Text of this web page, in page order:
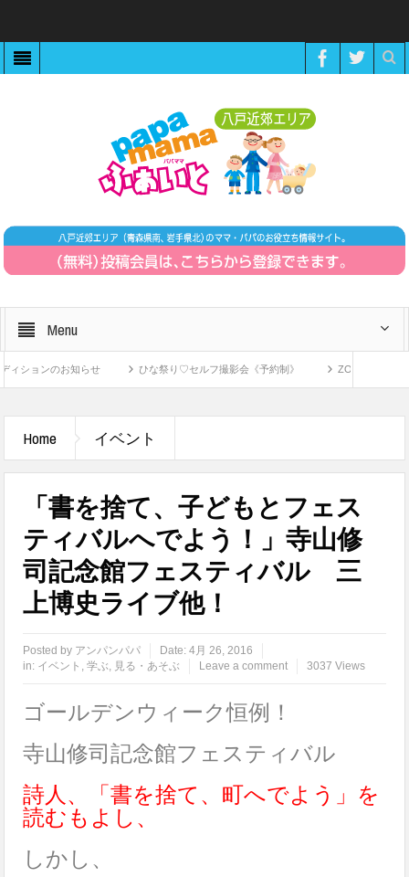
Menu
のお知らせ ひな祭り♡セルフ撮影会《予約制》 ZOOMで繋がる！〜
Home イベント
「書を捨て、子どもとフェス
ティバルへでよう！」寺山修
司記念館フェスティバル 三
上博史ライブ他！
Posted by アンパンパパ Date:4月 26, 2016
in: イベント ,学ぶ, 見る・あそぶ Leave a comment 3037 Views
ゴールデンウィーク恒例！
寺山修司記念館フェスティバル
詩人、「書を捨て、町へでよう」を
読むもよし、
しかし、